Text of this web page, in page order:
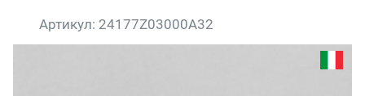
Артикул: 24177Z03000A32